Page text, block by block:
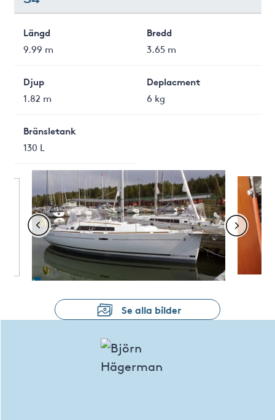
Längd
9.99 m
Bredd
3.65 m
Djup
1.82 m
Deplacment
6 kg
Bränsletank
130 L
Se alla bilder